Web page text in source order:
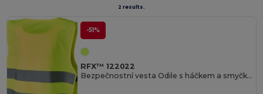
2 results.
-51%
RFX™ 122022
Bezpečnostní vesta Odile s háčkem a smyčkou pro děti ve věku 3–6 let